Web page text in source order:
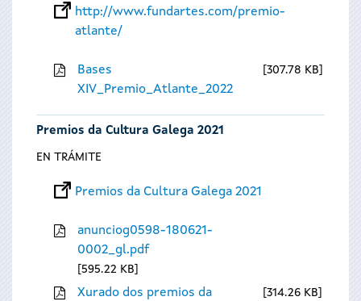
http://www.fundartes.com/premio-
atlante/
Bases
XIV_Premio_Atlante_2022
307.78 KB
Premios da Cultura Galega 2021
EN TRÁMITE
Premios da Cultura Galega 2021
anunciog0598-180621-
0002_gl.pdf
595.22 KB
Xurado dos premios da
314.26 KB